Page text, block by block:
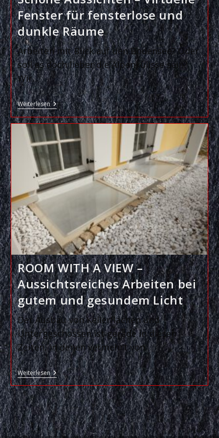
Fenster für fensterlose und
dunkle Räume
Arbeiten mit Blick auf den Bodensee? Oder
soll es doch lieber die Alpenkulisse sein?
Wir…
WeiterlesenSchöne
Aussichten
–
Virtuelle
Fenster
Für
Fensterlose
Und
Dunkle
Räume
ROOM WITH A VIEW –
Aussichtsreiches Arbeiten bei
gutem und gesundem Licht
Der Ausbau von Kellerflächen und
Untergeschossen ist gerade in diesen
Zeiten, in denen vermehrt von…
WeiterlesenROOM
WITH
A
VIEW
–
Aussichtsreiches
Arbeiten
Bei
Gutem